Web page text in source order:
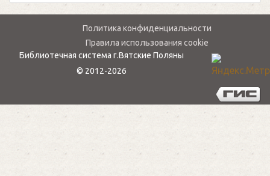
Политика конфиденциальности
Правила использования cookie